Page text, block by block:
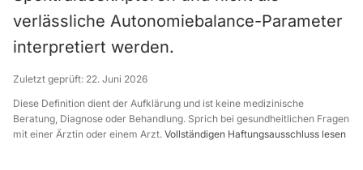
verlässliche Autonomiebalance-Parameter
interpretiert werden.
Zuletzt geprüft: 22. Juni 2026
Diese Definition dient der Aufklärung und ist keine medizinische
Beratung, Diagnose oder Behandlung. Sprich bei gesundheitlichen Fragen
mit einer Ärztin oder einem Arzt. Vollständigen Haftungsausschluss lesen